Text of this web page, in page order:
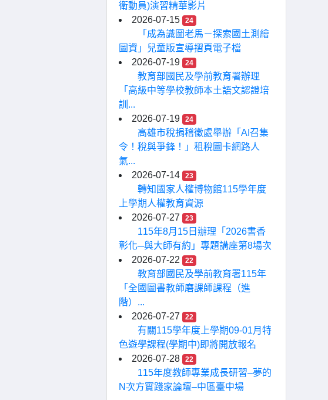
衛動員)演習精華影片
2026-07-15
24
「成為識圖老馬－探索國土測繪
圖資」兒童版宣導摺頁電子檔
2026-07-19
24
教育部國民及學前教育署辦理
「高級中等學校教師本土語文認證培
訓...
2026-07-19
24
高雄市稅捐稽徵處舉辦「AI召集
令！稅與爭鋒！」租稅圖卡網路人
氣...
2026-07-14
23
轉知國家人權博物館115學年度
上學期人權教育資源
2026-07-27
23
115年8月15日辦理「2026書香
彰化─與大師有約」專題講座第8場次
2026-07-22
22
教育部國民及學前教育署115年
「全國圖書教師磨課師課程（進
階）...
2026-07-27
22
有關115學年度上學期09-01月特
色遊學課程(學期中)即將開放報名
2026-07-28
22
115年度教師專業成長研習–夢的
N次方實踐家論壇–中區臺中場